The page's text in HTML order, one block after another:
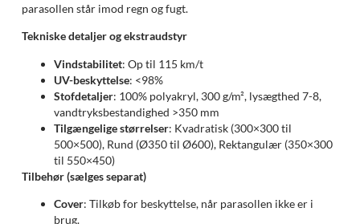
parasollen står imod regn og fugt.
Tekniske detaljer og ekstraudstyr
Vindstabilitet: Op til 115 km/t
UV-beskyttelse: <98%
Stofdetaljer: 100% polyakryl, 300 g/m², lysægthed 7-8,
vandtryksbestandighed >350 mm
Tilgængelige størrelser: Kvadratisk (300×300 til
500×500), Rund (Ø350 til Ø600), Rektangulær (350×300
til 550×450)
Tilbehør (sælges separat)
Cover: Tilkøb for beskyttelse, når parasollen ikke er i
brug.